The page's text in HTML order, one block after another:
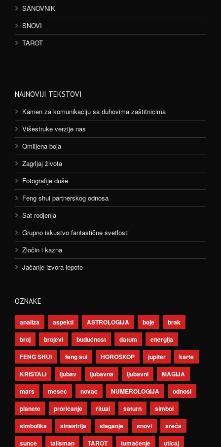
SANOVNIK
SNOVI
TAROT
NAJNOVIJI TEKSTOVI
Kamen za komunikaciju sa duhovima zaštitnicima
Višestruke verzije nas
Omiljena boja
Zagrljaj života
Fotografije duše
Feng shui partnerskog odnosa
Sat rodjenja
Grupno iskustvo fantastične svetlosti
Zločin i kazna
Jačanje izvora lepote
OZNAKE
analiza aspekti ASTROLOGIJA boje
brak
broj
brojevi budućnost datum
energija
FENG SHUI
feng šui HOROSKOP jupiter
karte
KRISTALI
ljubav ljubavna ljubavni
MAGIJA
mars
mesec novac NUMEROLOGIJA
odnosi
planete
proricanje ritual saturn
simbol
simbolika
sinastrija slaganje snovi
sreća
sunce
talisman TAROT tumačenje uticaj